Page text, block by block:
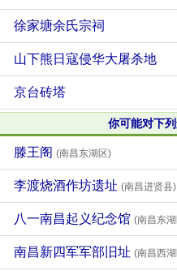
徐家塘余氏宗祠
山下熊日寇侵华大屠杀地
京台砖塔
你可能对下
滕王阁 (南昌东湖区)
李渡烧酒作坊遗址 (南昌进贤县)
八一南昌起义纪念馆 (南昌东
南昌新四军军部旧址 (南昌西